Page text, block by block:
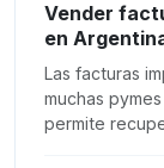
Vender
en
Las facturas
muchas
permite